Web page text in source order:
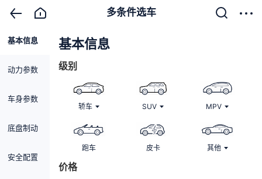
多条件选车
基本信息
动力参数
车身参数
底盘制动
安全配置
基本信息
级别
轿车 SUV MPV
跑车 皮卡 其他
价格